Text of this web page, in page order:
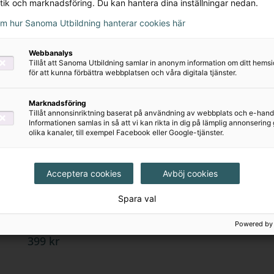
läsa och skriva sakprosautvecklar elevernas
Blocket innehåller grundliga genomgångar i
innehåller blocket ett nytt tema som förbereder
av språketger eleverna möjlighet att reflektera
tillägna sig grundläggande språkliga begrepp för
med:
Svenska impulser
SVA nivå 1,
upplaga 2
sva nivå 1
Lärarstöd+
995 kr
399 kr
och marknadsföring. Du kan hantera dina inställningar nedan.
hur Sanoma Utbildning hanterar cookies här
Webbanalys
Tillåt att Sanoma Utbildning samlar in anonym information om ditt
för att kunna förbättra webbplatsen och våra digitala tjänster.
Marknadsföring
Tillåt annonsinriktning baserat på användning av webbplats och e-
Informationen samlas in så att vi kan rikta in dig på lämplig annonsering
olika kanaler, till exempel Facebook eller Google-tjänster.
Acceptera cookies Avböj cookies
Spara val
Powered by